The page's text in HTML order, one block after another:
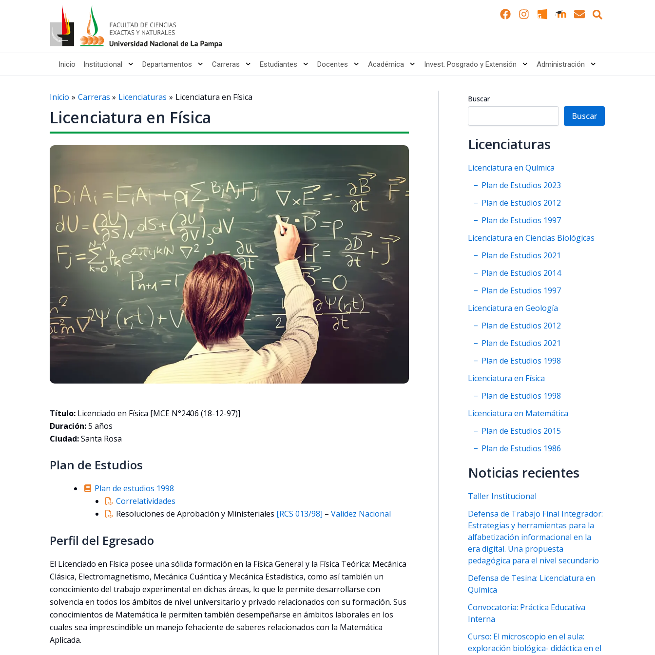
F
a
b
o
o
I
n
a
g
r
E
n
l
o
p
Search
Inicio Institucional Departamentos Carreras Estudiantes Docentes Académica Invest. Posgrado y Extensión Administración
Inicio Carreras Licenciaturas Licenciatura en Física
Licenciatura en Física
Título: Licenciado en Física [MCE N°2406 (18-12-97)]
Duración:5 años
Ciudad:Santa Rosa
Plan de Estudios
Plan de estudios 1998
Correlatividades
Resoluciones de Aprobación y Ministeriales [RCS 013/98] – Validez Nacional
Perfil del Egresado
El Licenciado en Física posee una sólida formación en la Física General y la Física Teórica: Mecánica
Clásica, Electromagnetismo, Mecánica Cuántica y Mecánica Estadística, como así también un
conocimiento del trabajo experimental en dichas áreas, lo que le permite desarrollarse con
solvencia en todos los ámbitos de nivel universitario y privado relacionados con su formación. Sus
conocimientos de Matemática le permiten también desempeñarse en ámbitos laborales en los
cuales sea imprescindible un manejo fehaciente de saberes relacionados con la Matemática
Aplicada.
Buscar
Buscar
Licenciaturas
Licenciatura en Química
Plan de Estudios 2023
Plan de Estudios 2012
Plan de Estudios 1997
Licenciatura en Ciencias Biológicas
Plan de Estudios 2021
Plan de Estudios 2014
Plan de Estudios 1997
Licenciatura en Geología
Plan de Estudios 2012
Plan de Estudios 2021
Plan de Estudios 1998
Licenciatura en Física
Plan de Estudios 1998
Licenciatura en Matemática
Plan de Estudios 2015
Plan de Estudios 1986
Noticias recientes
Taller Institucional
Defensa de Trabajo Final Integrador:
Estrategias y herramientas para la
alfabetización informacional en la
era digital. Una propuesta
pedagógica para el nivel secundario
Defensa de Tesina: Licenciatura en
Química
Convocatoria: Práctica Educativa
Interna
Curso: El microscopio en el aula:
exploración biológica- didáctica en el